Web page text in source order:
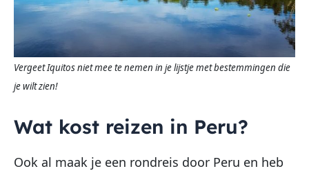
Vergeet Iquitos niet mee te nemen in je lijstje met bestemmingen die
je wilt zien!
Wat kost reizen in Peru?
Ook al maak je een rondreis door Peru en heb